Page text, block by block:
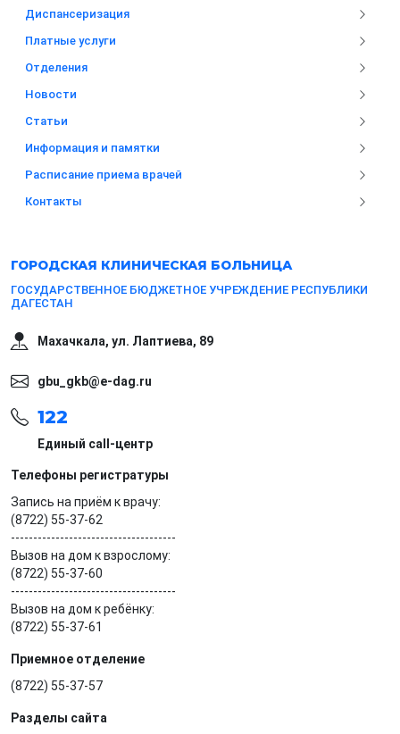
Диспансеризация
Платные услуги
Отделения
Новости
Статьи
Информация и памятки
Расписание приема врачей
Контакты
ГОРОДСКАЯ КЛИНИЧЕСКАЯ БОЛЬНИЦА
ГОСУДАРСТВЕННОЕ БЮДЖЕТНОЕ УЧРЕЖДЕНИЕ РЕСПУБЛИКИ
ДАГЕСТАН
Махачкала, ​ул. Лаптиева, 89
gbu_gkb@e-dag.ru
122
Единый call-центр
Телефоны регистратуры
Запись на приём к врачу:
(8722) 55-37-62
-------------------------------------
Вызов на дом к взрослому:
(8722) 55-37-60
-------------------------------------
Вызов на дом к ребёнку:
(8722) 55-37-61
Приемное отделение
(8722) 55-37-57
Разделы сайта